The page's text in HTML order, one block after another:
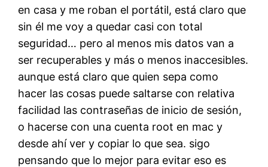
en casa y me roban el portátil, está claro que
sin él me voy a quedar casi con total
seguridad… pero al menos mis datos van a
ser recuperables y más o menos inaccesibles.
aunque está claro que quien sepa como
hacer las cosas puede saltarse con relativa
facilidad las contraseñas de inicio de sesión,
o hacerse con una cuenta root en mac y
desde ahí ver y copiar lo que sea. sigo
pensando que lo mejor para evitar eso es